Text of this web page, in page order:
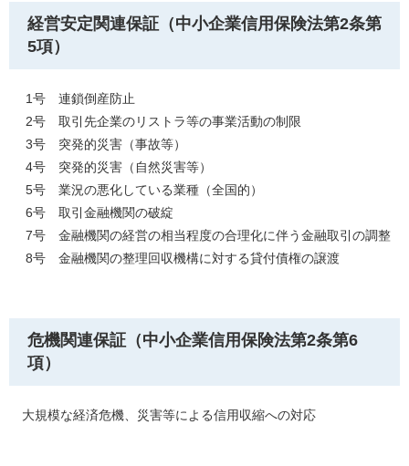
経営安定関連保証（中小企業信用保険法第2条第
5項）
1号 連鎖倒産防止
2号 取引先企業のリストラ等の事業活動の制限
3号 突発的災害（事故等）
4号 突発的災害（自然災害等）
5号 業況の悪化している業種（全国的）
6号 取引金融機関の破綻
7号 金融機関の経営の相当程度の合理化に伴う金融取引の調整
8号 金融機関の整理回収機構に対する貸付債権の譲渡
危機関連保証（中小企業信用保険法第2条第6
項）
大規模な経済危機、災害等による信用収縮への対応